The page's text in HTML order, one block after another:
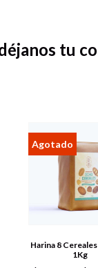
tu
Harina 8
1Kg